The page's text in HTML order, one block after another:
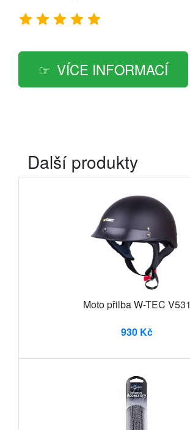
VÍCE INFORMACÍ
Další produkty
Moto přilba W-TEC V531
930 Kč